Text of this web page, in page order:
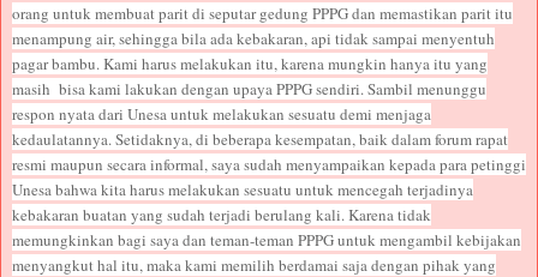
orang untuk membuat parit di seputar gedung PPPG dan memastikan parit itu
menampung air, sehingga bila ada kebakaran, api tidak sampai menyentuh
pagar bambu. Kami harus melakukan itu, karena mungkin hanya itu yang
masih bisa kami lakukan dengan upaya PPPG sendiri. Sambil menunggu
respon nyata dari Unesa untuk melakukan sesuatu demi menjaga
kedaulatannya. Setidaknya, di beberapa kesempatan, baik dalam forum rapat
resmi maupun secara informal, saya sudah menyampaikan kepada para petinggi
Unesa bahwa kita harus melakukan sesuatu untuk mencegah terjadinya
kebakaran buatan yang sudah terjadi berulang kali. Karena tidak
memungkinkan bagi saya dan teman-teman PPPG untuk mengambil kebijakan
menyangkut hal itu, maka kami memilih berdamai saja dengan pihak yang